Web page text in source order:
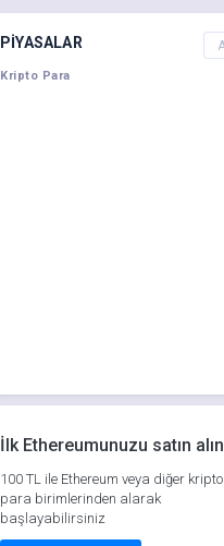
PIYASALAR
Kripto Para
İlk Ethereumunuzu satın alın
100 TL ile Ethereum veya diğer kripto
para birimlerinden alarak
başlayabilirsiniz